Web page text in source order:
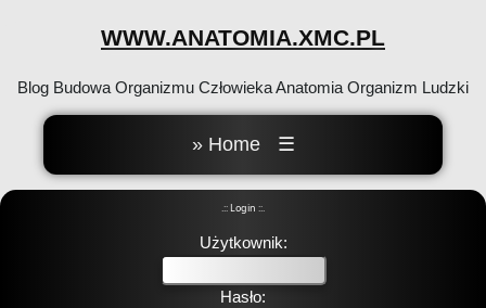
WWW.ANATOMIA.XMC.PL
Blog Budowa Organizmu Człowieka Anatomia Organizm Ludzki
» Home ☰
.:: Login ::.
Użytkownik:
Hasło: